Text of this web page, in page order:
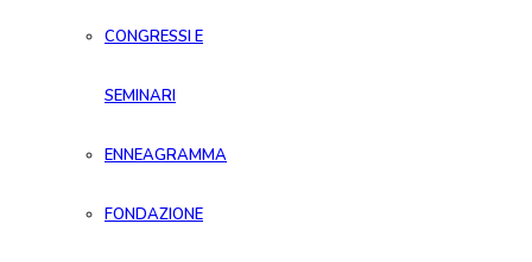
CONGRESSI E
SEMINARI
ENNEAGRAMMA
FONDAZIONE